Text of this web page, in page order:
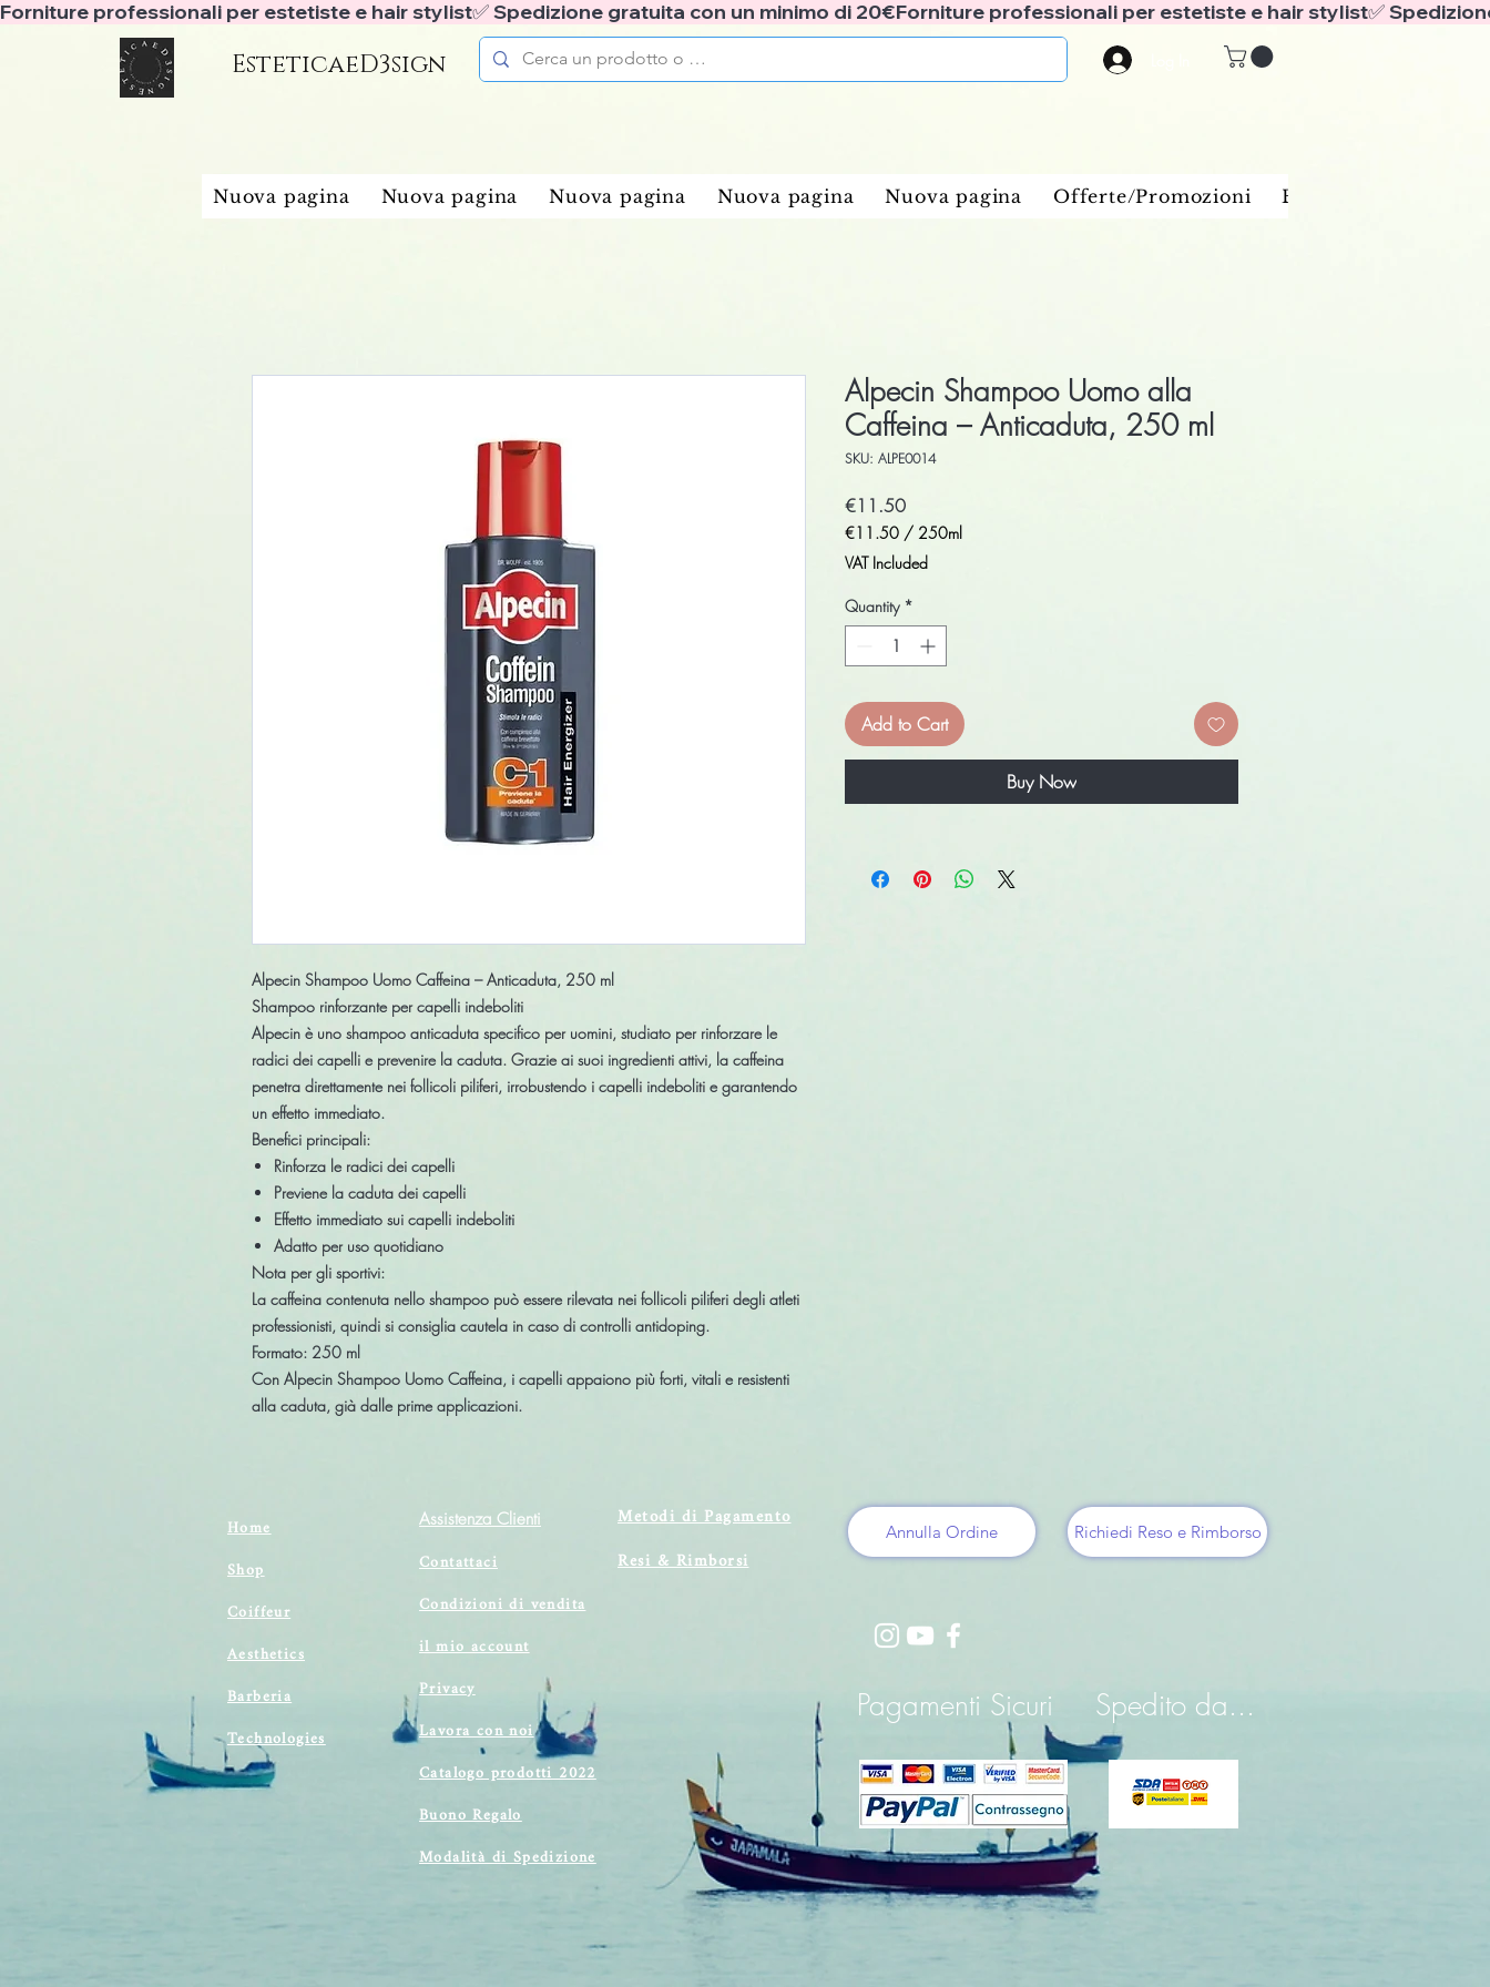
Forniture professionali per estetiste e hair stylist✅ Spedizione gratuita con un minimo di 20€
EsteticaeD3sign
Nuova pagina Nuova pagina Nuova pagina Nuova pagina Nuova pagina Offerte/Promozioni Benessere e spa
Alpecin Shampoo Uomo Caffeina – Anticaduta, 250 ml
Shampoo rinforzante per capelli indeboliti
Alpecin è uno shampoo anticaduta specifico per uomini, studiato per rinforzare le
radici dei capelli e prevenire la caduta. Grazie ai suoi ingredienti attivi, la caffeina
penetra direttamente nei follicoli piliferi, irrobustendo i capelli indeboliti e garantendo
un effetto immediato.
Benefici principali:
Rinforza le radici dei capelli
Previene la caduta dei capelli
Effetto immediato sui capelli indeboliti
Adatto per uso quotidiano
Nota per gli sportivi:
La caffeina contenuta nello shampoo può essere rilevata nei follicoli piliferi degli atleti
professionisti, quindi si consiglia cautela in caso di controlli antidoping.
Formato: 250 ml
Con Alpecin Shampoo Uomo Caffeina, i capelli appaiono più forti, vitali e resistenti
alla caduta, già dalle prime applicazioni.
Alpecin Shampoo Uomo alla
Caffeina – Anticaduta, 250 ml
SKU: ALPE0014
€11.50Price
€11.50 / 250ml
€11.50
per
250
Milliliters
VAT Included
Quantity *
Add to Cart
Buy Now
Home
Shop
Coiffeur
Aesthetics
Barberia
Technologies
Assistenza Clienti
Contattaci
Condizioni di vendita
il mio account
Privacy
Lavora con noi
Catalogo prodotti 2022
Buono Regalo
Modalità di Spedizione
Metodi di Pagamento
Resi & Rimborsi
Annulla Ordine Richiedi Reso e Rimborso
Pagamenti Sicuri Spedito da...